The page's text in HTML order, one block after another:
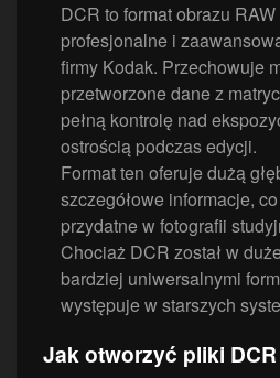
DCR to format obrazu
profesjonalne i
firmy Kodak. Przechowuje
przetworzone dane z
pełną kontrolę nad
ostrością podczas edycji.
Format ten oferuje dużą
szczegółowe informacje,
przydatne w fotografii
Chociaż DCR został w
bardziej uniwersalnymi
występuje w starszych
Jak otworzyć pliki DCR